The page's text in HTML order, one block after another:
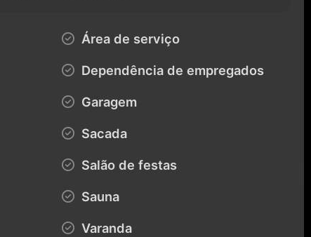
Área de serviço
Dependência de empregados
Garagem
Sacada
Salão de festas
Sauna
Varanda